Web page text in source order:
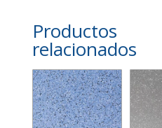
Productos
relacionados